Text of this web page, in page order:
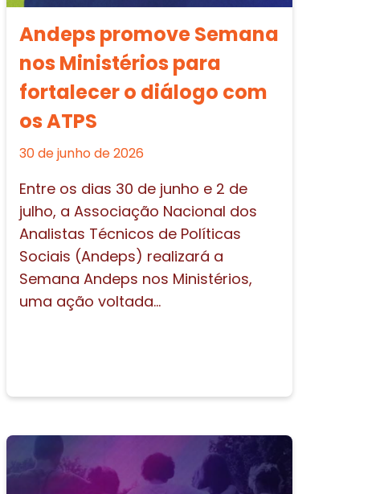
Andeps promove Semana
nos Ministérios para
fortalecer o diálogo com
os ATPS
30 de junho de 2026
Entre os dias 30 de junho e 2 de
julho, a Associação Nacional dos
Analistas Técnicos de Políticas
Sociais (Andeps) realizará a
Semana Andeps nos Ministérios,
uma ação voltada...